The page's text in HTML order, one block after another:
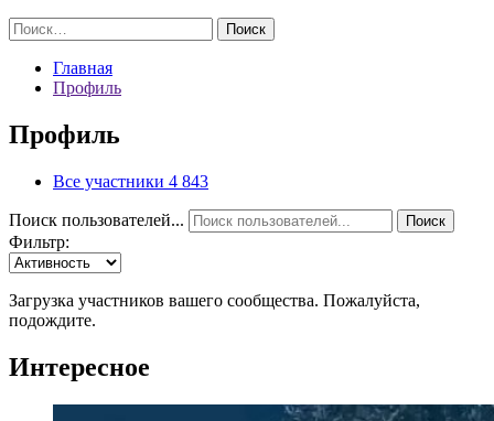
Найти:
Главная
Профиль
Профиль
Все участники 4 843
Поиск пользователей... Поиск
Фильтр:
Загрузка участников вашего сообщества. Пожалуйста,
подождите.
Интересное